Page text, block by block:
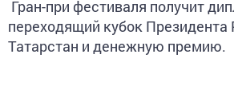
Гран-при фестиваля получит
переходящий кубок Президента
Татарстан и денежную премию.